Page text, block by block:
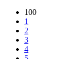
100
1
2
3
4